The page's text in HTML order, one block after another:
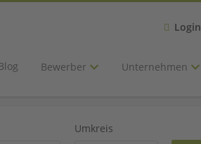
Login
Bewerber Unternehmen
Umkreis